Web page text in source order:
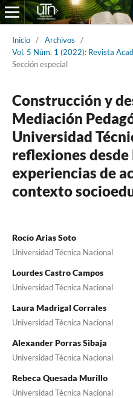
Inicio / Archivos
/
Vol. 5 Núm. 1 (2022): Revista
Sección especial
Construcción y
Mediación
Universidad
reflexiones
experiencias de
contexto
Rocío Arias Soto
Universidad Técnica Nacional
Lourdes Castro Campos
Universidad Técnica Nacional
Laura Madrigal Corrales
Universidad Técnica Nacional
Alexander Porras Sibaja
Universidad Técnica Nacional
Rebeca Quesada Murillo
Universidad Técnica Nacional